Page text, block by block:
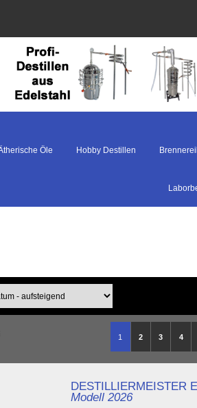
Öle Hobby Destillen
1 2 3 4
DESTILLIERMEISTER
Modell 2026